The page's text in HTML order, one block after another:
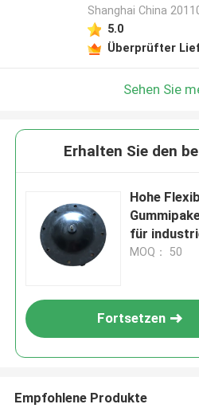
Shanghai China
5.0
Überprüfter
Sehen Sie
Erhalten Sie den
Hohe
für
MOQ： 50
Fortsetzen
Empfohlene Produkte